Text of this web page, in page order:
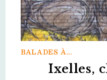
BALADES À...
Ixelles,